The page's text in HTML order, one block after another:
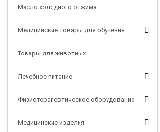
Масло холодного отжима
Медицинские товары для обучения
Товары для животных
Лечебное питание
Физиотерапевтическое оборудование
Медицинские изделия